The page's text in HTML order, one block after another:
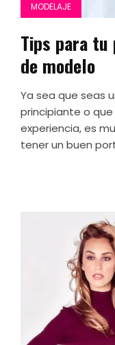
MODELAJE
Tiрѕ para
de modelo
Ya sea que seas
principiante o
experiencia, es
tener un buen